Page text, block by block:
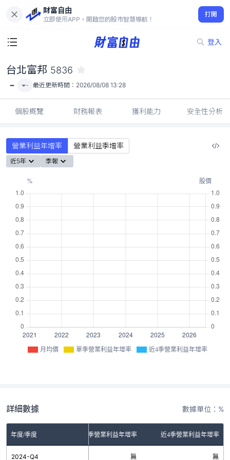
財富自由
立即使用APP，開啟您的股市智慧導航！
打開
登入
-
台北富邦 5836
- - 最近更新時間： 2026/08/08 13:28
個股概覽 財務報表 獲利能力 安全性分析
營業利益年增率 營業利益季增率
近5年 季報
月均價 單季營業利益年增率 近4季營業利益年增率
詳細數據 數據單位：%
年度/季度 單季營業利益年增率 近4季營業利益年增率
2024-Q4 無 無